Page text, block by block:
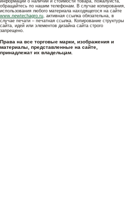
информации о наличии и стоимости товара, пожалуйста,
обращайтесь по нашим телефонам. В случае копирования,
использования любого материала находящегося на сайте
www.newtechagro.ru, активная ссылка обязательна, в
случае печати – печатная ссылка. Копирование структуры
сайта, идей или элементов дизайна сайта строго
запрещено.
Права на все торговые марки, изображения и
материалы, представленные на сайте,
принадлежат их владельцам.